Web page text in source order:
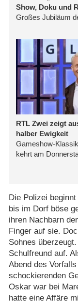
Die Polizei
bis im Dorf böse
ihren Nachbarn
Finger auf sie.
Sohnes
Schulfreund auf.
Abend des
schockierenden
Oskar war bei
hatte eine Affäre